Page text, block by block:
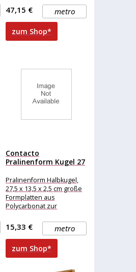
metro
47,15 €
zum Shop*
Contacto
Pralinenform Kugel 27
Pralinenform Halbkugel,
27,5 x 13,5 x 2,5 cm große
Formplatten aus
Polycarbonat zur
metro
15,33 €
zum Shop*